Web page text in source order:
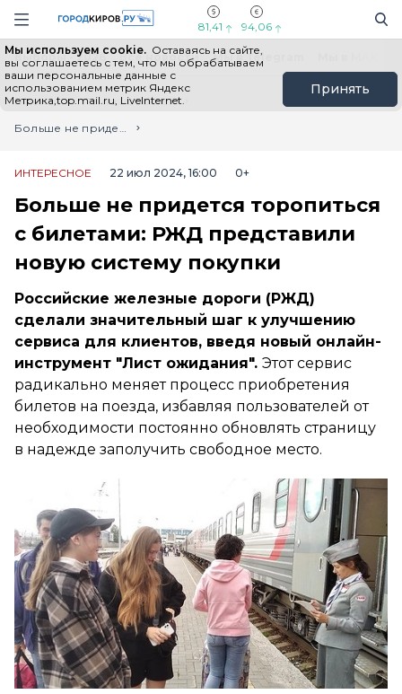
Навигация сайта
81,41 94,06
Мы используем cookie. Оставаясь на сайте,
вы соглашаетесь с тем, что мы обрабатываем
ваши персональные данные с
использованием метрик Яндекс
Метрика,top.mail.ru, LiveInternet.
Принять
Выборы - 2026 Все новости Мы в Telegram
Главная
Лента новостей
Больше не придется торопиться с билетами: РЖД представили новую систему покупки
ИНТЕРЕСНОЕ 22 июл 2024, 16:00 0+
Больше не придется торопиться
с билетами: РЖД представили
новую систему покупки
Российские железные дороги (РЖД)
сделали значительный шаг к улучшению
сервиса для клиентов, введя новый онлайн-
инструмент "Лист ожидания". Этот сервис
радикально меняет процесс приобретения
билетов на поезда, избавляя пользователей от
необходимости постоянно обновлять страницу
в надежде заполучить свободное место.